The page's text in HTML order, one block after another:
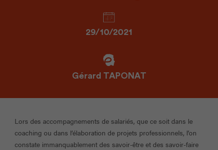
29/10/2021
Gérard TAPONAT
Lors des accompagnements de salariés, que ce soit dans le
coaching ou dans l’élaboration de projets professionnels, l’on
constate immanquablement des savoir-être et des savoir-faire